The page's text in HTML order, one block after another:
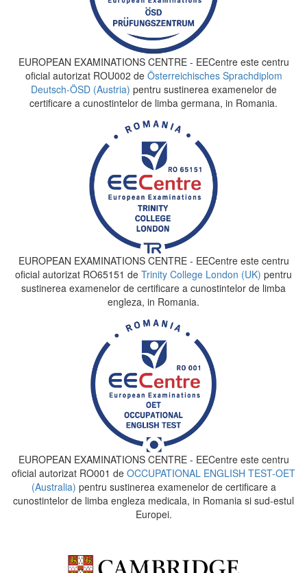
EUROPEAN EXAMINATIONS CENTRE - EECentre este centru
oficial autorizat ROU002 deÖsterreichisches Sprachdiplom
Deutsch-ÖSD (Austria) pentru sustinerea examenelor de
certificare a cunostintelor de limba germana, in Romania.
EUROPEAN EXAMINATIONS CENTRE - EECentre este centru
oficial autorizat RO65151 de Trinity College London (UK) pentru
sustinerea examenelor de certificare a cunostintelor de limba
engleza, in Romania.
EUROPEAN EXAMINATIONS CENTRE - EECentre este centru
oficial autorizat RO001 de OCCUPATIONAL ENGLISH TEST-OET
(Australia) pentru sustinerea examenelor de certificare a
cunostintelor de limba engleza medicala, in Romania si sud-estul
Europei.